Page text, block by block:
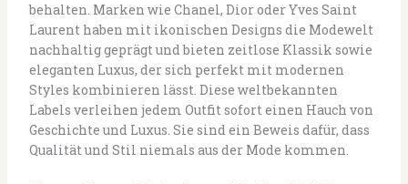
behalten. Marken wie Chanel, Dior oder Yves Saint
Laurent haben mit ikonischen Designs die Modewelt
nachhaltig geprägt und bieten zeitlose Klassik sowie
eleganten Luxus, der sich perfekt mit modernen
Styles kombinieren lässt. Diese weltbekannten
Labels verleihen jedem Outfit sofort einen Hauch von
Geschichte und Luxus. Sie sind ein Beweis dafür, dass
Qualität und Stil niemals aus der Mode kommen.